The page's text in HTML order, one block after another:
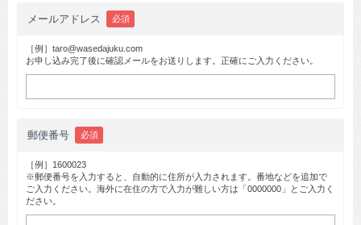
メールアドレス 必須
［例］taro@wasedajuku.com
お申し込み完了後に確認メールをお送りします。正確にご入力ください。
郵便番号 必須
［例］1600023
※郵便番号を入力すると、自動的に住所が入力されます。番地などを追加で
ご入力ください。海外に在住の方で入力が難しい方は「0000000」とご入力く
ださい。